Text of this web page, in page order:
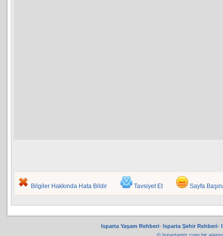
Bilgiler Hakkında Hata Bildir Tavsiyet Et Sayfa
Isparta Yaşam Rehberi- Isparta Şehir Rehberi-